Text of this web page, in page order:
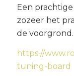
Een
zozeer het
de voorgrond.
https://
tuning-board